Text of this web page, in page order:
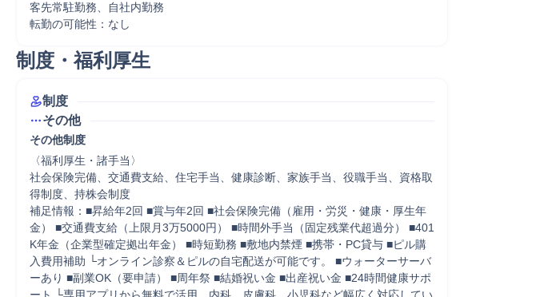
客先常駐勤務、自社内勤務
転勤の可能性：なし
制度・福利厚生
制度
その他
その他制度
〈福利厚生・諸手当〉
社会保険完備、交通費支給、住宅手当、健康診断、家族手当、役職手当、資格取
得制度、持株会制度
補足情報：■昇給年2回 ■賞与年2回 ■社会保険完備（雇⽤・労災・健康・厚⽣年
⾦） ■交通費⽀給（上限⽉3万5000円） ■時間外⼿当（固定残業代超過分） ■401
K年⾦（企業型確定拠出年⾦） ■時短勤務 ■敷地内禁煙 ■携帯・PC貸与 ■ピル購
⼊費⽤補助 └オンライン診察＆ピルの⾃宅配送が可能です。 ■ウォーターサーバ
ーあり ■副業OK（要申請） ■周年祭 ■結婚祝い⾦ ■出産祝い⾦ ■24時間健康サポ